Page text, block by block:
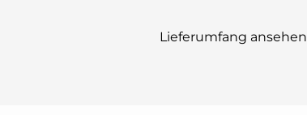
Lieferumfang ansehen